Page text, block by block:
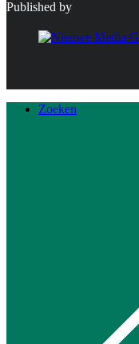
Published by
Zoeken